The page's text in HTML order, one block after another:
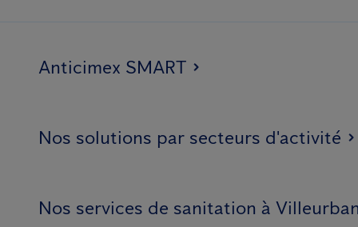
Anticimex SMART
Nos solutions par secteurs d'activité
Nos services de sanitation à